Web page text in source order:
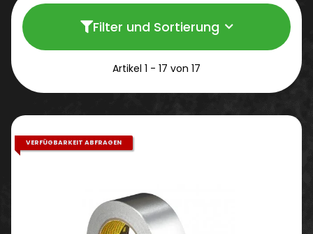
Filter und Sortierung
Artikel 1 - 17 von 17
VERFÜGBARKEIT ABFRAGEN